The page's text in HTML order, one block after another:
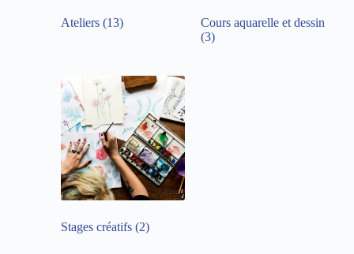
Ateliers (13)
Cours aquarelle et dessin
(3)
Stages créatifs (2)